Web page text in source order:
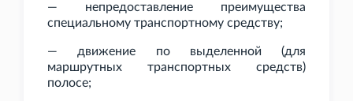
— непредоставление преимущества
специальному транспортному средству;
— движение по выделенной (для
маршрутных транспортных средств)
полосе;